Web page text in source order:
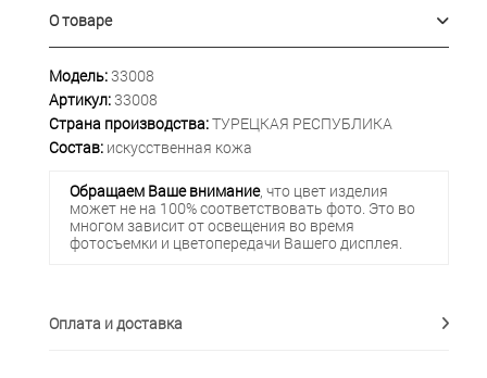
О товаре
Модель:33008
Артикул:33008
Страна производства:ТУРЕЦКАЯ РЕСПУБЛИКА
Состав: искусственная кожа
Обращаем Ваше внимание, что цвет изделия
может не на 100% соответствовать фото. Это во
многом зависит от освещения во время
фотосъемки и цветопередачи Вашего дисплея.
Оплата и доставка